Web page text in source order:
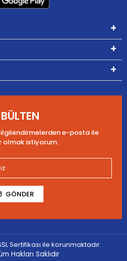
e-posta ile
olmak istiyorum.
GÖNDER
Sertifikası ile korunmaktadır.
Hakları Saklıdır